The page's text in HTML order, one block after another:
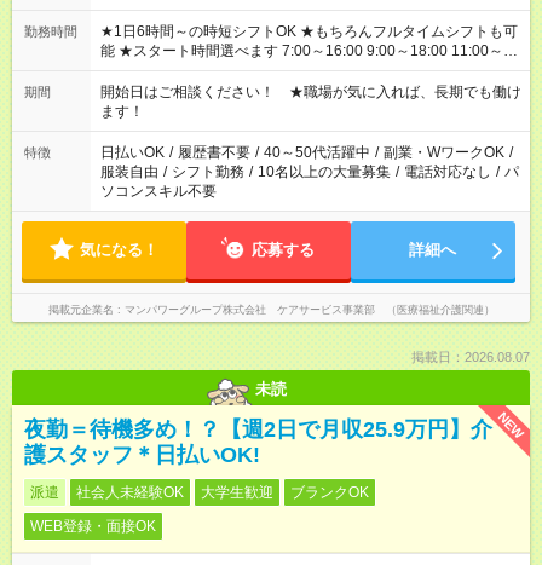
勤務時間
★1日6時間～の時短シフトOK ★もちろんフルタイムシフトも可
能 ★スタート時間選べます 7:00～16:00 9:00～18:00 11:00～
20:00 など 残業なし！ ※Wワークの場合、他のお仕事と合わせ
週40時間超の就業はご案内できません ※法令に基づき、週20時
間以上勤務は社会保険への加入対象となります ※労働者派遣法
（日雇い派遣の原則禁止）により、短時間・短期間の就業はご
案内が難しい場合があります
期間
開始日はご相談ください！ ★職場が気に入れば、長期でも働け
ます！
特徴 日払いOK / 履歴書不要 / 40～50代活躍中 / 副業・WワークOK /
服装自由 / シフト勤務 / 10名以上の大量募集 / 電話対応なし / パ
ソコンスキル不要
気になる！ 応募する 詳細へ
掲載元企業名 マンパワーグループ株式会社 ケアサービス事業部 （医療福祉介護関連）
掲載日：2026.08.07
未読
NEW
夜勤＝待機多め！？【週2日で月収25.9万円】介
護スタッフ＊日払いOK!
派遣 社会人未経験OK 大学生歓迎
ブランクOK
WEB登録・面接OK